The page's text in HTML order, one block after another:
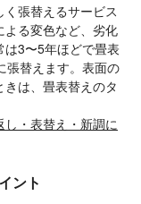
張替えるサービス
よる変色など、劣化
3〜5年ほどで畳表
張替えます。表面の
は、畳表替えのタ
・表替え・新調に
ント